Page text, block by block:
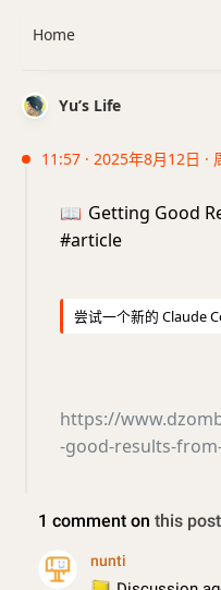
Yu’s Life
11:57 · 2025年8月12日 ·
📖 Getting Good
#article
尝试一个新的 Claude
https://
-good-results-
Home